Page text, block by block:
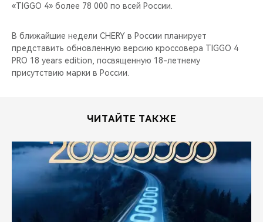
«TIGGO 4» более 78 000 по всей России.
В ближайшие недели CHERY в России планирует
представить обновленную версию кроссовера TIGGO 4
PRO 18 years edition, посвященную 18-летнему
присутствию марки в России.
ЧИТАЙТЕ ТАКЖЕ